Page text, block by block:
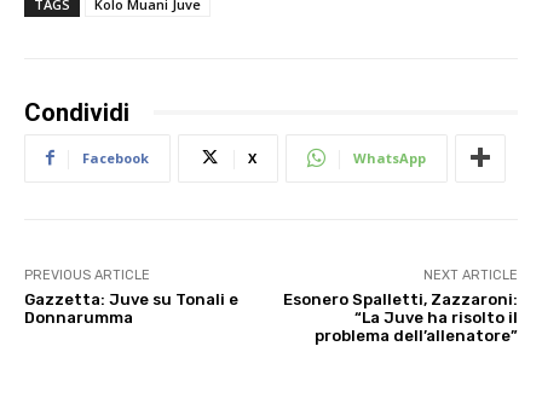
TAGS Kolo Muani Juve
Condividi
Facebook X WhatsApp
PREVIOUS ARTICLE
Gazzetta: Juve su Tonali e
Donnarumma
NEXT ARTICLE
Esonero Spalletti, Zazzaroni:
“La Juve ha risolto il
problema dell’allenatore”